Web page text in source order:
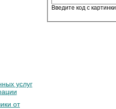
Введите код с картинки